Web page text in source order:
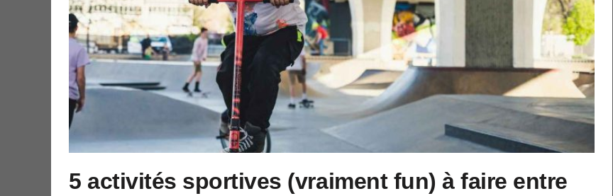
5 activités sportives (vraiment fun) à faire entre